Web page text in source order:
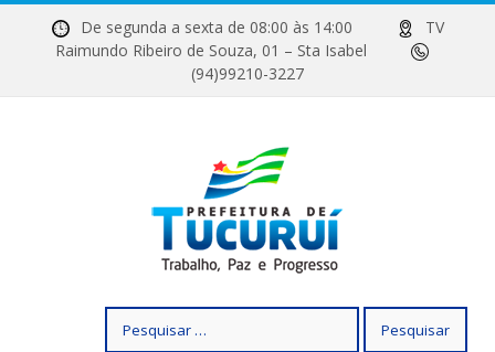
De segunda a sexta de 08:00 às 14:00
TV
Raimundo Ribeiro de Souza, 01 – Sta Isabel
(94)99210-3227
por: